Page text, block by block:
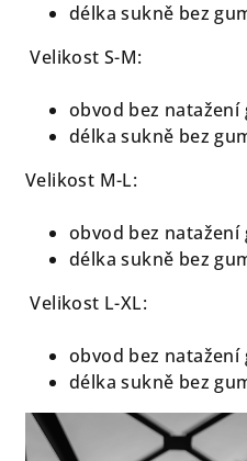
délka sukně bez
Velikost S-M:
obvod bez natažení
délka sukně bez
Velikost M-L:
obvod bez natažení
délka sukně bez
Velikost L-XL:
obvod bez natažení
délka sukně bez